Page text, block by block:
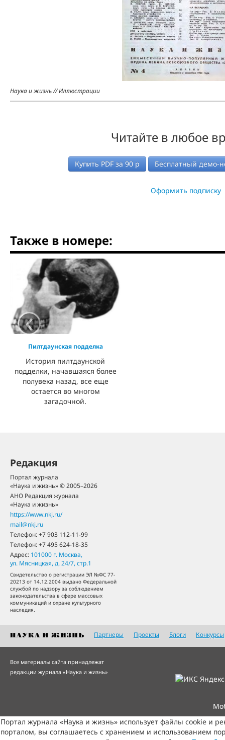
Наука и жизнь // Иллюстрации
Читайте в любое
Купить PDF за90 р Бесплатный демо-
Оформить подписку
Также в номере:
Пилтдаунская подделка
История пилтдаунской
подделки, начавшаяся более
полувека назад, все еще
остается во многом
загадочной.
‹
Редакция
Портал журнала
«Наука и жизнь» © 2005–2026
АНО Редакция журнала
«Наука и жизнь»
https://www.nkj.ru/
mail@nkj.ru
Телефон:+7 903 112-11-99
Телефон:+7 495 624-18-35
Адрес: 101000 г. Москва,
ул. Мясницкая, д. 24/7, стр.1
Свидетельство о регистрации ЭЛ №ФС 77-
20213 от 14.12.2004 выдано Федеральной
службой по надзору за соблюдением
законодательства в сфере массовых
коммуникаций и охране культурного
наследия.
Партнеры Проекты Блоги Конкурсы
Все материалы сайта принадлежат
редакции журнала «Наука и жизнь»
Портал журнала «Наука и жизнь» использует файлы cookie и
порталом, вы соглашаетесь с хранением и использованием